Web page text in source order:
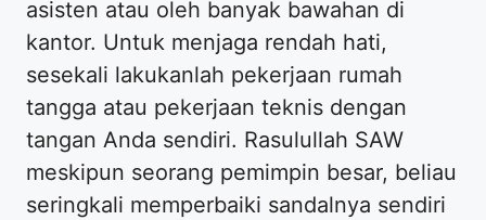
asisten atau oleh banyak bawahan di
kantor. Untuk menjaga rendah hati,
sesekali lakukanlah pekerjaan rumah
tangga atau pekerjaan teknis dengan
tangan Anda sendiri. Rasulullah SAW
meskipun seorang pemimpin besar, beliau
seringkali memperbaiki sandalnya sendiri